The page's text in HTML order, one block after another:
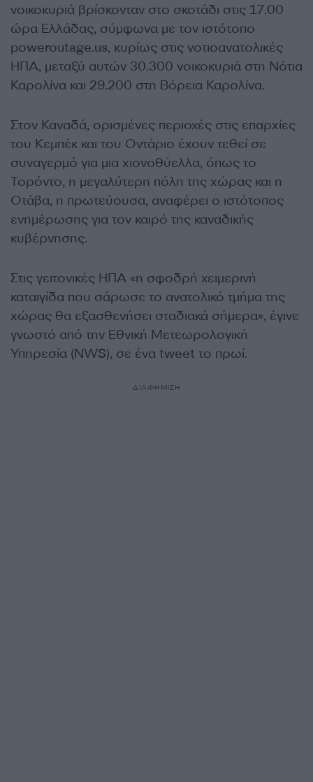
νοικοκυριά βρίσκονταν στο σκοτάδι στις 17.00
ώρα Ελλάδας, σύμφωνα με τον ιστότοπο
poweroutage.us, κυρίως στις νοτιοανατολικές
ΗΠΑ, μεταξύ αυτών 30.300 νοικοκυριά στη Νότια
Καρολίνα και 29.200 στη Βόρεια Καρολίνα.
Στον Καναδά, ορισμένες περιοχές στις επαρχίες
του Κεμπέκ και του Οντάριο έχουν τεθεί σε
συναγερμό για μια χιονοθύελλα, όπως το
Τορόντο, η μεγαλύτερη πόλη της χώρας και η
Οτάβα, η πρωτεύουσα, αναφέρει ο ιστότοπος
ενημέρωσης για τον καιρό της καναδικής
κυβέρνησης.
Στις γειτονικές ΗΠΑ «η σφοδρή χειμερινή
καταιγίδα που σάρωσε το ανατολικό τμήμα της
χώρας θα εξασθενήσει σταδιακά σήμερα», έγινε
γνωστό από την Εθνική Μετεωρολογική
Υπηρεσία (NWS), σε ένα tweet το πρωί.
ΔΙΑΦΗΜΙΣΗ